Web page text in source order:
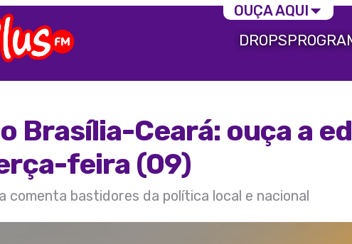
DROPS
Brasília-Ceará: ouça a
feira (09)
comenta bastidores da política local e nacional
OUÇA AQUI